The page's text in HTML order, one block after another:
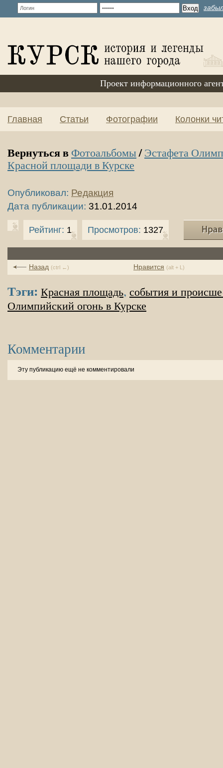
Проект информационного
Главная Статьи Фотографии Колонки
Вернуться в Фотоальбомы/Эстафета
Красной площади в Курске
Опубликовал: Редакция
Дата публикации: 31.01.2014
Рейтинг: 1 Просмотров: 1327
Нравится (alt + L)
Назад (ctrl ←)
Тэги: Красная площадь, события и
Олимпийский огонь в Курске
Комментарии
Эту публикацию ещё не комментировали